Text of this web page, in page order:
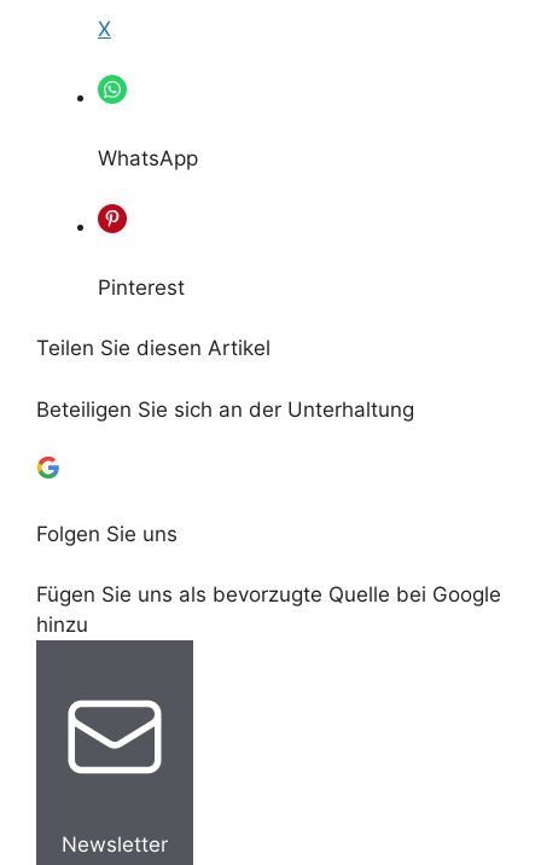
X
WhatsApp
Pinterest
Teilen Sie diesen Artikel
Beteiligen Sie sich an der Unterhaltung
Folgen Sie uns
Fügen Sie uns als bevorzugte Quelle bei Google
hinzu
Newsletter